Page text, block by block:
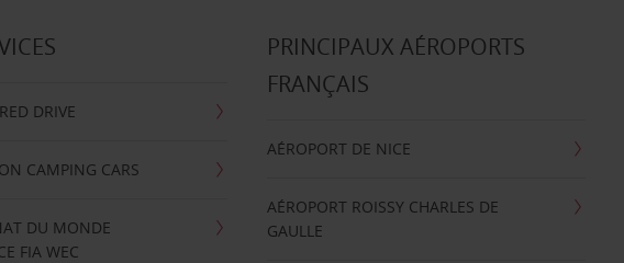
DRIVE
CAMPING CARS
DU MONDE
FIA WEC
PRINCIPAUX AÉROPORTS
FRANÇAIS
AÉROPORT DE NICE
AÉROPORT ROISSY CHARLES DE
GAULLE